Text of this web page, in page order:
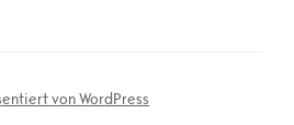
von WordPress